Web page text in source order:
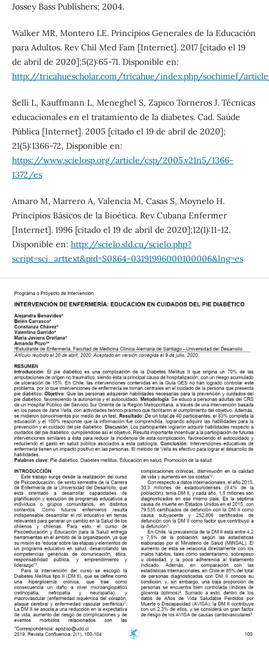
Jossey Bass Publishers; 2004.
Walker MR, Montero LE. Principios Generales de la Educación
para Adultos. Rev Chil Med Fam [Internet]. 2017 [citado el 19
de abril de 2020];5(2):65-71. Disponible en:
http://tricahuescholar.com/tricahue/index.php/sochimef/
Selli L, Kauffmann L, Meneghel S, Zapico Torneros J. Técnicas
educacionales en el tratamiento de la diabetes. Cad. Saúde
Pública [Internet]. 2005 [citado el 19 de abril de 2020];
21(5):1366-72, Disponible en:
https://www.scielosp.org/article/csp/2005.v21n5/1366-
1372/es
Amaro M, Marrero A, Valencia M, Casas S, Moynelo H.
Principios Básicos de la Bioética. Rev Cubana Enfermer
[Internet]. 1996 [citado el 19 de abril de 2020];12(1):11-12.
Disponible en: http://scielo.sld.cu/scielo.php?
script=sci_arttext&pid=S0864-03191996000100006&lng=es